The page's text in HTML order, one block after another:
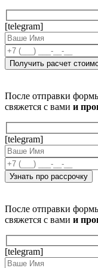
[telegram]
После отправки
свяжется с вами и
[telegram]
После отправки
свяжется с вами и
[telegram]